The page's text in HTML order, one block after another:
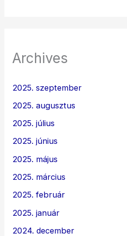
Archives
2025. szeptember
2025. augusztus
2025. július
2025. június
2025. május
2025. március
2025. február
2025. január
2024. december